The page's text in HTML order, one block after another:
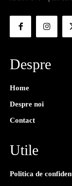
Despre
Home
Despre noi
Contact
Utile
Politica de